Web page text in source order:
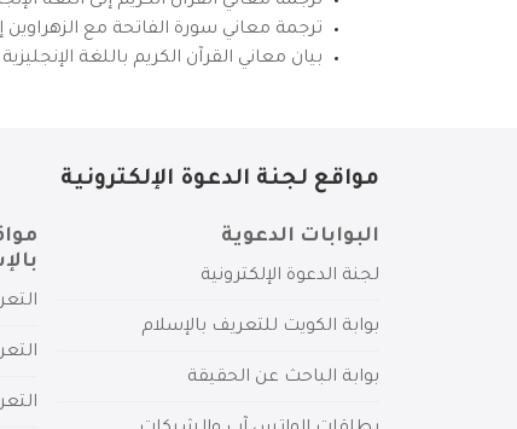
ترجمة معاني سورة الفاتحة مع الزهراوين
بيان معاني القرآن الكريم باللغة الإنجليزية
مواقع لجنة الدعوة الإلكترونية
البوابات الدعوية
لجنة الدعوة الإلكترونية
بوابة الكويت للتعريف بالإسلام
بوابة الباحث عن الحقيقة